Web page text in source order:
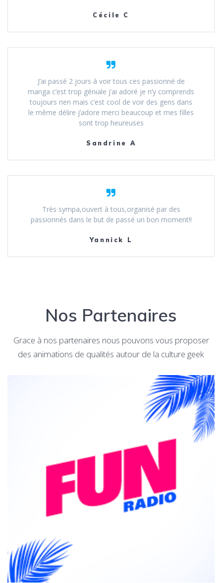
Cécile C
J’ai passé 2 jours à voir tous ces passionné de
manga c’est trop géniale j’ai adoré je n’y comprends
toujours rien mais c’est cool de voir des gens dans
le même délire j’adore merci beaucoup et mes filles
sont trop heureuses
Sandrine A
Très sympa,ouvert à tous,organisé par des
passionnés dans le but de passé un bon moment!!
Yannick L
Nos Partenaires
Grace à nos partenaires nous pouvons vous proposer
des animations de qualités autour de la culture geek